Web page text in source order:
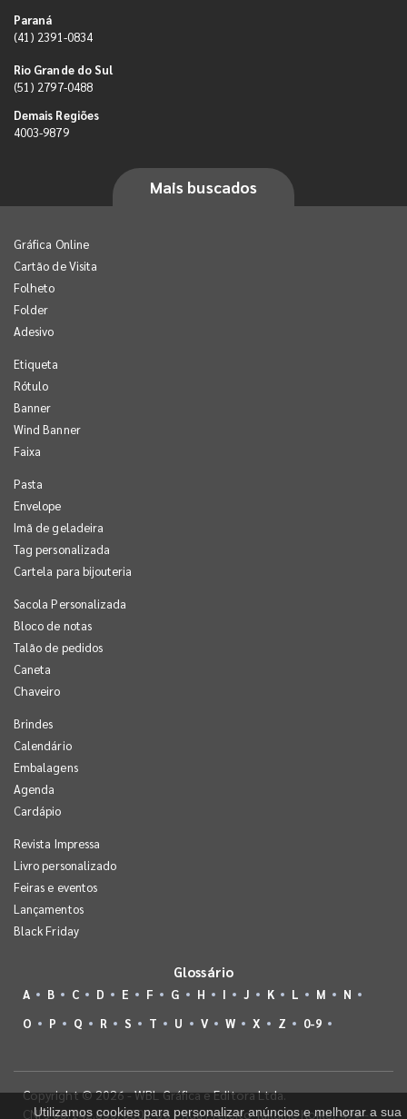
Paraná
(41) 2391-0834
Rio Grande do Sul
(51) 2797-0488
Demais Regiões
4003-9879
Mais buscados
Gráfica Online
Cartão de Visita
Folheto
Folder
Adesivo
Etiqueta
Rótulo
Banner
Wind Banner
Faixa
Pasta
Envelope
Imã de geladeira
Tag personalizada
Cartela para bijouteria
Sacola Personalizada
Bloco de notas
Talão de pedidos
Caneta
Chaveiro
Brindes
Calendário
Embalagens
Agenda
Cardápio
Revista Impressa
Livro personalizado
Feiras e eventos
Lançamentos
Black Friday
Glossário
A B C D E F G H I J K L M
N
O
P Q R S T U V W X Z 0-9
Copyright © 2026 - WBL Gráfica e Editora Ltda.
CNPJ 08.142.850/0001-36 - Rua Prefeito Takume Koike, 499 -
Utilizamos cookies para personalizar anúncios e melhorar a sua